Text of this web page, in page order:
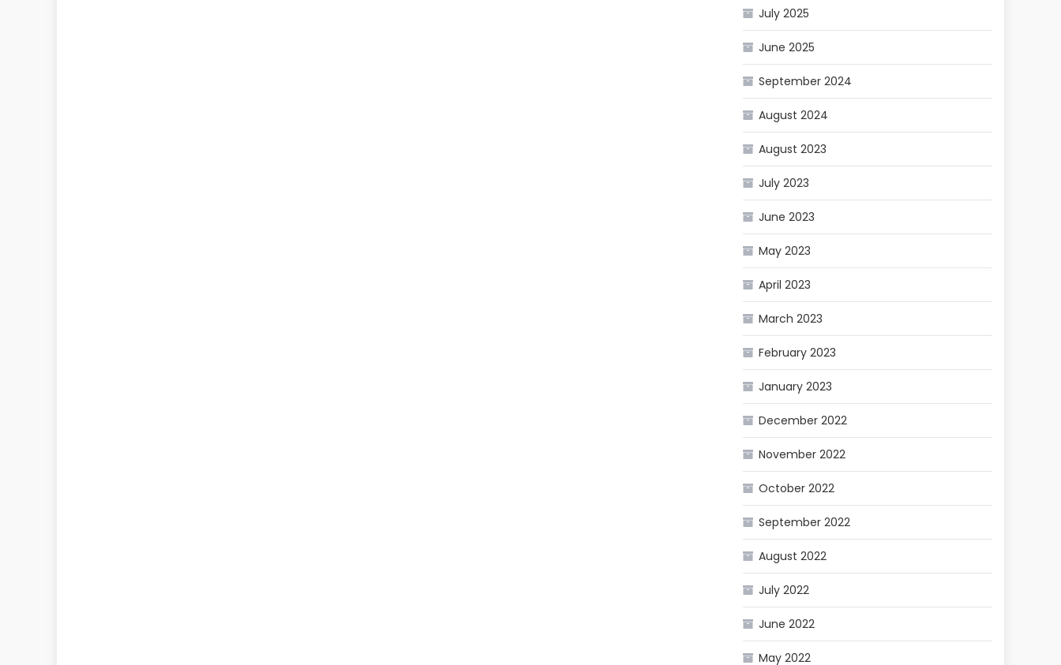
July 2025
June 2025
September 2024
August 2024
August 2023
July 2023
June 2023
May 2023
April 2023
March 2023
February 2023
January 2023
December 2022
November 2022
October 2022
September 2022
August 2022
July 2022
June 2022
May 2022